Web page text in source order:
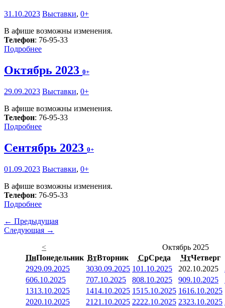
31.10.2023 Выставки, 0+
В афише возможны изменения.
Телефон: 76-95-33
Подробнее
Октябрь 2023 0+
29.09.2023 Выставки, 0+
В афише возможны изменения.
Телефон: 76-95-33
Подробнее
Сентябрь 2023 0+
01.09.2023 Выставки, 0+
В афише возможны изменения.
Телефон: 76-95-33
Подробнее
← Предыдущая
Следующая →
<
Октябрь 2025
ПнПонедельник ВтВторник СрСреда ЧтЧетверг
2929.09.2025 3030.09.2025 101.10.2025 202.10.2025
606.10.2025 707.10.2025 808.10.2025 909.10.2025
1313.10.2025 1414.10.2025 1515.10.2025 1616.10.2025
2020.10.2025 21 21.10.2025 2222.10.2025 2323.10.2025